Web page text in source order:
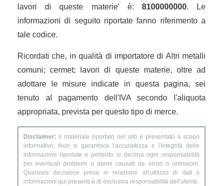
lavori di queste materie' è: 8100000000. Le
informazioni di seguito riportate fanno riferimento a
tale codice.
Ricordati che, in qualità di importatore di Altri metalli
comuni; cermet; lavori di queste materie, oltre ad
adottare le misure indicate in questa pagina, sei
tenuto al pagamento dell'IVA secondo l'aliquota
appropriata, prevista per questo tipo di merce.
Disclaimer: il materiale riportato nel sito è presentato a scopo
informativo. Non si garantisce l'accuratezza e l'integrità delle
informazioni riportate e pertanto si declina ogni responsabilità
per eventuali problemi o danni causati da errori o omissioni.
Qualsiasi decisione presa in relazione all'utilizzo di dati o
informazioni qui presenti è di esclusiva responsabilità dell'utente.